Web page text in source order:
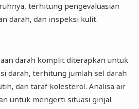
terhitung pengevaluasian
darah, dan inspeksi kulit.
darah komplit diterapkan untuk
darah, terhitung jumlah sel darah
dan taraf kolesterol. Analisa air
untuk mengerti situasi ginjal.